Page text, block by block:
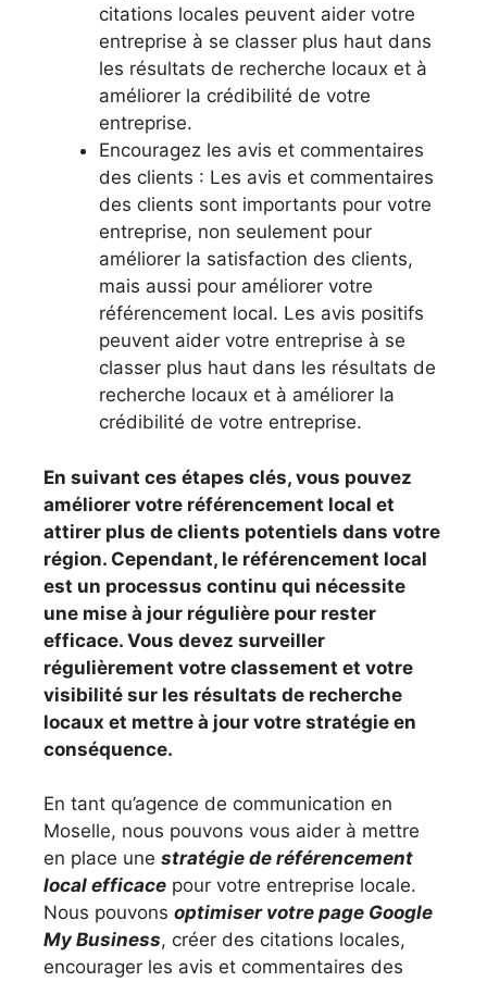
citations locales peuvent aider votre
entreprise à se classer plus haut dans
les résultats de recherche locaux et à
améliorer la crédibilité de votre
entreprise.
Encouragez les avis et commentaires
des clients : Les avis et commentaires
des clients sont importants pour votre
entreprise, non seulement pour
améliorer la satisfaction des clients,
mais aussi pour améliorer votre
référencement local. Les avis positifs
peuvent aider votre entreprise à se
classer plus haut dans les résultats de
recherche locaux et à améliorer la
crédibilité de votre entreprise.
En suivant ces étapes clés, vous pouvez
améliorer votre référencement local et
attirer plus de clients potentiels dans votre
région. Cependant, le référencement local
est un processus continu qui nécessite
une mise à jour régulière pour rester
efficace. Vous devez surveiller
régulièrement votre classement et votre
visibilité sur les résultats de recherche
locaux et mettre à jour votre stratégie en
conséquence.
En tant qu’agence de communication en
Moselle, nous pouvons vous aider à mettre
en place une stratégie de référencement
local efficace pour votre entreprise locale.
Nous pouvons optimiser votre page Google
My Business, créer des citations locales,
encourager les avis et commentaires des